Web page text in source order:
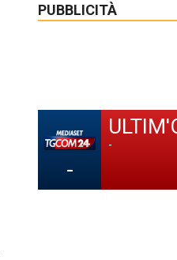
PUBBLICITÀ
-
-